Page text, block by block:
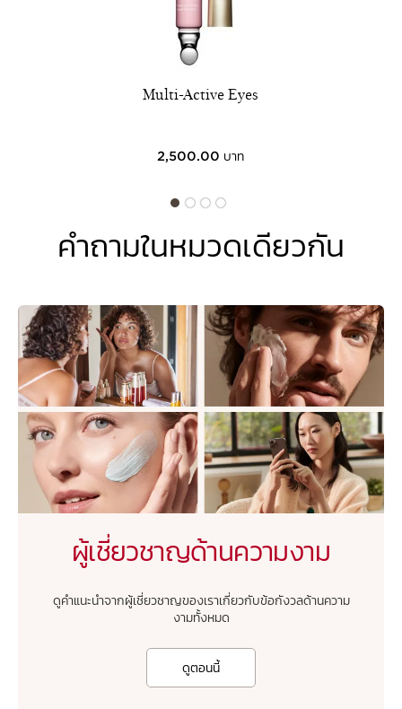
Multi-Active Eyes
2,500.00 บาท
คำถามในหมวดเดียวกัน
ผู้เชี่ยวชาญด้านความงาม
ดูคำแนะนำจากผู้เชี่ยวชาญของเราเกี่ยวกับข้อกังวลด้านความ
งามทั้งหมด
ดูตอนนี้